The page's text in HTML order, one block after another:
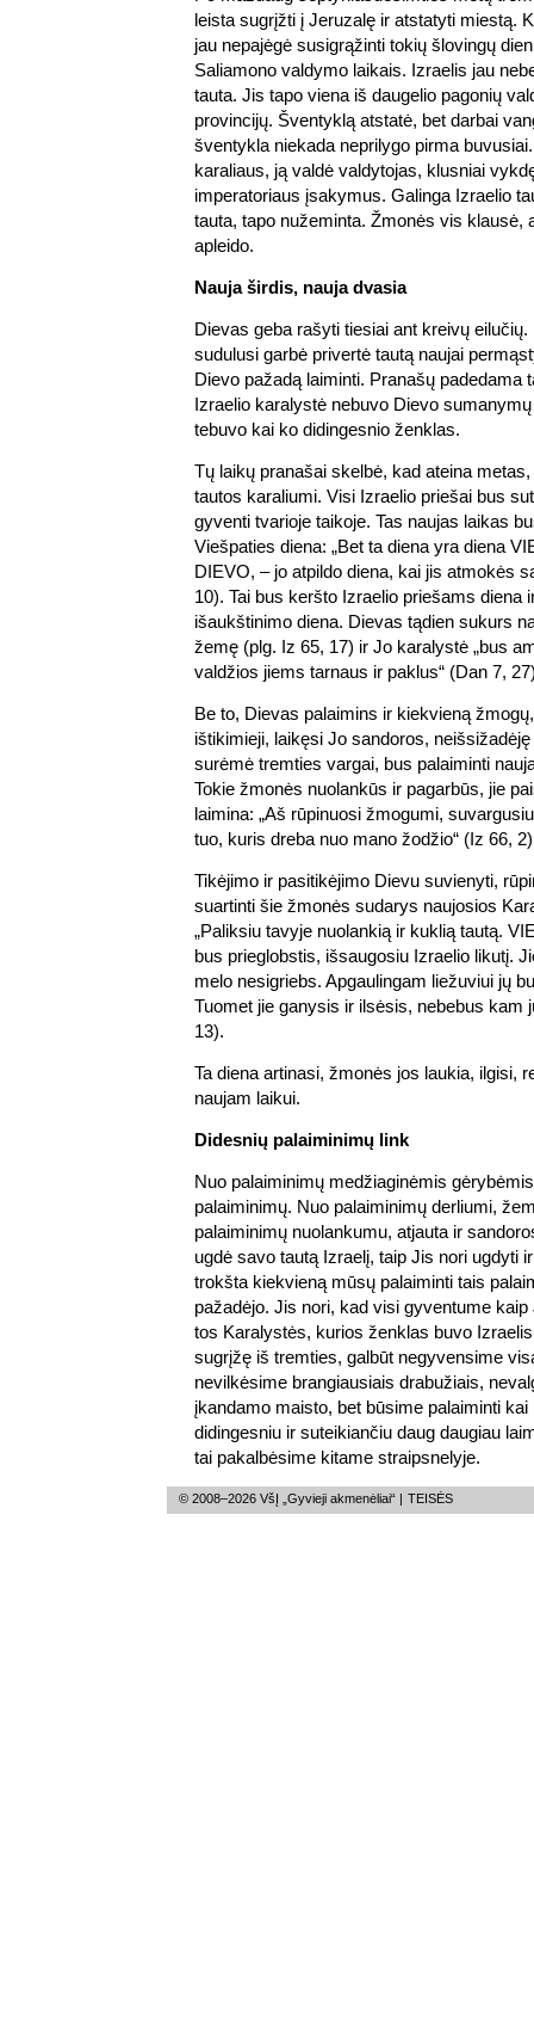
leista sugrįžti į Jeruzalę ir atstatyti miestą.
jau nepajėgė susigrąžinti tokių šlovingų
Saliamono valdymo laikais. Izraelis jau
tauta. Jis tapo viena iš daugelio pagonių
provincijų. Šventyklą atstatė, bet darbai
šventykla niekada neprilygo pirma
karaliaus, ją valdė valdytojas, klusniai
imperatoriaus įsakymus. Galinga Izraelio
tauta, tapo nužeminta. Žmonės vis klausė,
apleido.
Nauja širdis, nauja dvasia
Dievas geba rašyti tiesiai ant kreivų
sudulusi garbė privertė tautą naujai
Dievo pažadą laiminti. Pranašų padedama
Izraelio karalystė nebuvo Dievo
tebuvo kai ko didingesnio ženklas.
Tų laikų pranašai skelbė, kad ateina
tautos karaliumi. Visi Izraelio priešai bus
gyventi tvarioje taikoje. Tas naujas laikas
Viešpaties diena: „Bet ta diena yra diena
DIEVO, – jo atpildo diena, kai jis atmokės
10). Tai bus keršto Izraelio priešams diena
išaukštinimo diena. Dievas tądien sukurs
žemę (plg. Iz 65, 17) ir Jo karalystė „bus
valdžios jiems tarnaus ir paklus“ (Dan 7,
Be to, Dievas palaimins ir kiekvieną
ištikimieji, laikęsi Jo sandoros,
surėmė tremties vargai, bus palaiminti
Tokie žmonės nuolankūs ir pagarbūs, jie
laimina: „Aš rūpinuosi žmogumi,
tuo, kuris dreba nuo mano žodžio“ (Iz 66,
Tikėjimo ir pasitikėjimo Dievu suvienyti,
suartinti šie žmonės sudarys naujosios
„Paliksiu tavyje nuolankią ir kuklią tautą.
bus prieglobstis, išsaugosiu Izraelio likutį.
melo nesigriebs. Apgaulingam liežuviui jų
Tuomet jie ganysis ir ilsėsis, nebebus kam
13).
Ta diena artinasi, žmonės jos laukia, ilgisi,
naujam laikui.
Didesnių palaiminimų link
Nuo palaiminimų medžiaginėmis
palaiminimų. Nuo palaiminimų derliumi,
palaiminimų nuolankumu, atjauta ir
ugdė savo tautą Izraelį, taip Jis nori ugdyti
trokšta kiekvieną mūsų palaiminti tais
pažadėjo. Jis nori, kad visi gyventume
tos Karalystės, kurios ženklas buvo
sugrįžę iš tremties, galbūt negyvensime
nevilkėsime brangiausiais drabužiais,
įkandamo maisto, bet būsime palaiminti
didingesniu ir suteikiančiu daug daugiau
tai pakalbėsime kitame straipsnelyje.
© 2008–2026 VšĮ „Gyvieji akmenėliai“ | TEISĖS